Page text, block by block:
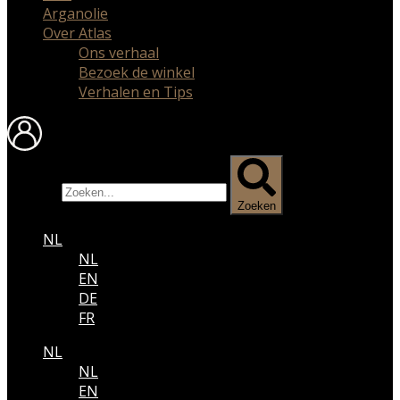
Arganolie
Over Atlas
Ons verhaal
Bezoek de winkel
Verhalen en Tips
Zoeken
NL
NL
EN
DE
FR
NL
NL
EN